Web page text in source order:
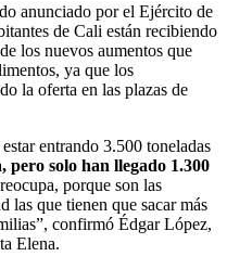
anunciado por el Ejército de
de Cali están recibiendo
los nuevos aumentos que
ya que los
la oferta en las plazas de
entrando 3.500 toneladas
pero solo han llegado 1.300
porque son las
las que tienen que sacar más
confirmó Édgar López,
Elena.